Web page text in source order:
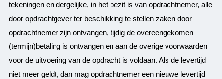
tekeningen en dergelijke, in het bezit is van opdrachtnemer, alle
door opdrachtgever ter beschikking te stellen zaken door
opdrachtnemer zijn ontvangen, tijdig de overeengekomen
(termijn)betaling is ontvangen en aan de overige voorwaarden
voor de uitvoering van de opdracht is voldaan. Als de levertijd
niet meer geldt, dan mag opdrachtnemer een nieuwe levertijd